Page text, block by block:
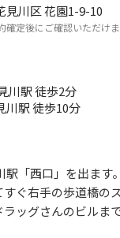
見川区 花園1-9-10
定後にご確認いただけま
川駅 徒歩2分
川駅 徒歩10分
駅「西口」を出ます
ぐ右手の歩道橋の
ッグさんのビルま